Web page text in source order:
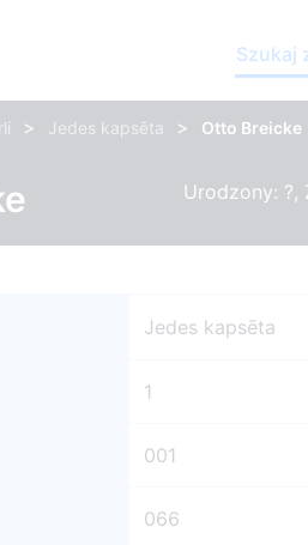
Szukaj
> Jedes kapsēta > Otto Breicke
Urodzony: ?,
Jedes kapsēta
1
001
066